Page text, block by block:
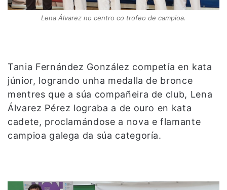
Lena Álvarez no centro co trofeo de campioa.
Tania Fernández González competía en kata
júnior, logrando unha medalla de bronce
mentres que a súa compañeira de club, Lena
Álvarez Pérez lograba a de ouro en kata
cadete, proclamándose a nova e flamante
campioa galega da súa categoría.